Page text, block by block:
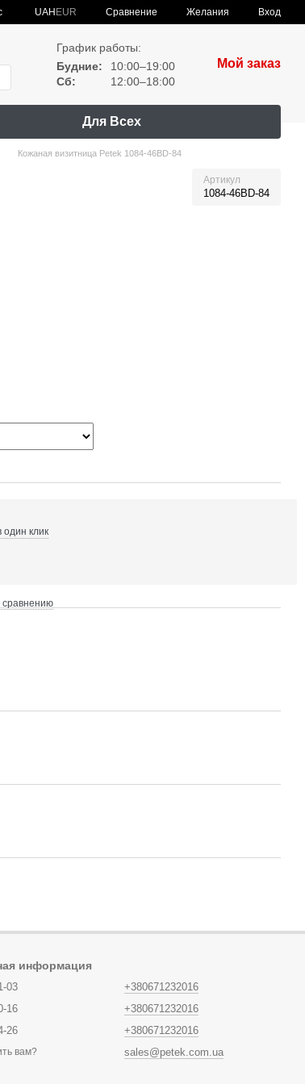
UAH EUR Сравнение Желания Вход
График работы:
Будние:
10:00–19:00
Сб:
12:00–18:00
Мой заказ
Для Всех
Кожаная визитница Petek 1084-46BD-84
Артикул
1084-46BD-84
один клик
сравнению
информация
03
16
26
вам?
+380671232016
+380671232016
+380671232016
sales@petek.com.ua